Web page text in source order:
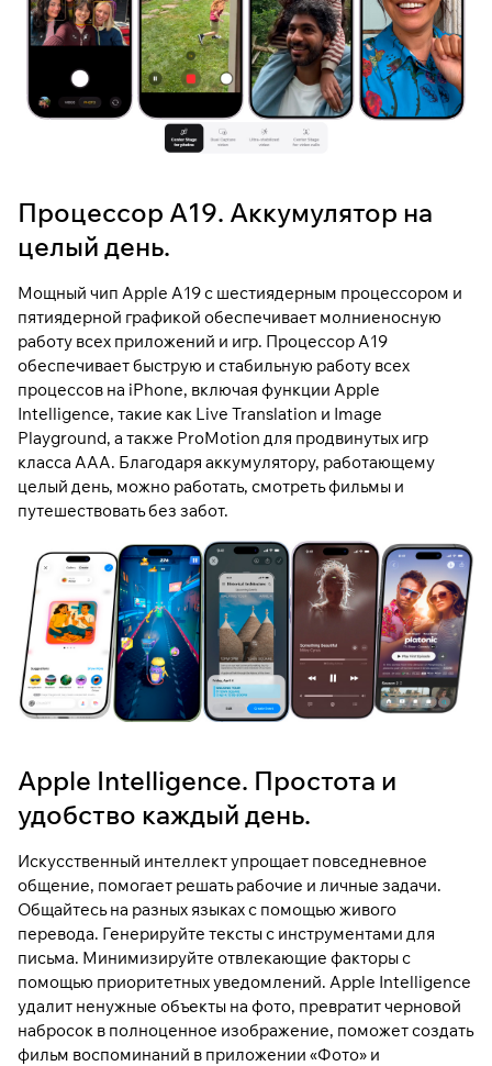
Процессор A19. Аккумулятор на
целый день.
Мощный чип Apple A19 с шестиядерным процессором и
пятиядерной графикой обеспечивает молниеносную
работу всех приложений и игр. Процессор A19
обеспечивает быструю и стабильную работу всех
процессов на iPhone, включая функции Apple
Intelligence, такие как Live Translation и Image
Playground, а также ProMotion для продвинутых игр
класса AAA. Благодаря аккумулятору, работающему
целый день, можно работать, смотреть фильмы и
путешествовать без забот.
Apple Intelligence. Простота и
удобство каждый день.
Искусственный интеллект упрощает повседневное
общение, помогает решать рабочие и личные задачи.
Общайтесь на разных языках с помощью живого
перевода. Генерируйте тексты с инструментами для
письма. Минимизируйте отвлекающие факторы с
помощью приоритетных уведомлений. Apple Intelligence
удалит ненужные объекты на фото, превратит черновой
набросок в полноценное изображение, поможет создать
фильм воспоминаний в приложении «Фото» и